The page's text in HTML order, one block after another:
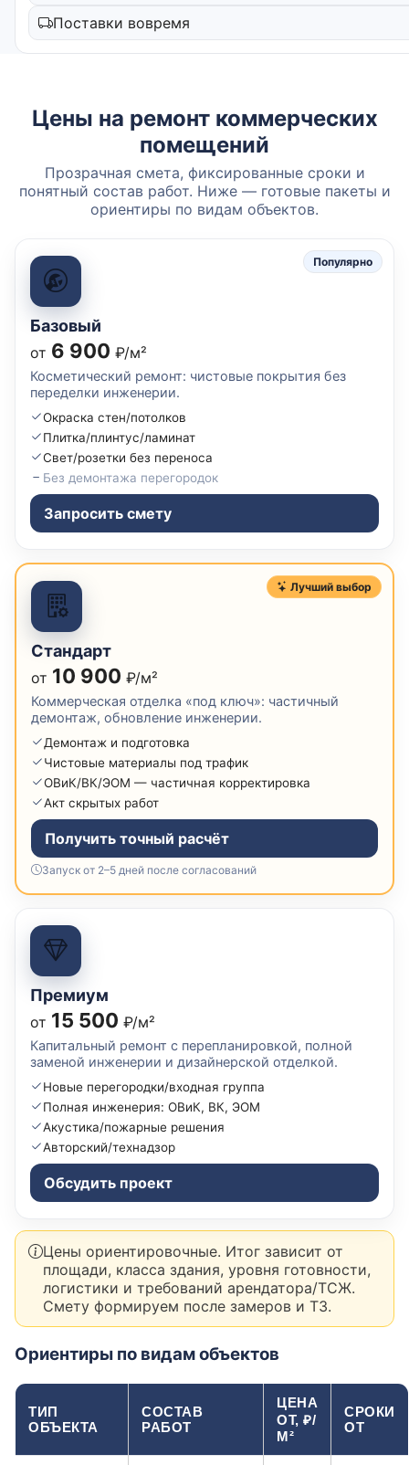
Поставки вовремя
Цены на ремонт коммерческих
помещений
Прозрачная смета, фиксированные сроки и
понятный состав работ. Ниже — готовые пакеты и
ориентиры по видам объектов.
Популярно
Базовый
от 6 900 ₽/м²
Косметический ремонт: чистовые покрытия без
переделки инженерии.
Окраска стен/потолков
Плитка/плинтус/ламинат
Свет/розетки без переноса
Без демонтажа перегородок
Запросить смету
Лучший выбор
Стандарт
от 10 900 ₽/м²
Коммерческая отделка «под ключ»: частичный
демонтаж, обновление инженерии.
Демонтаж и подготовка
Чистовые материалы под трафик
ОВиК/ВК/ЭОМ — частичная корректировка
Акт скрытых работ
Получить точный расчёт
Запуск от 2–5 дней после согласований
Премиум
от 15 500 ₽/м²
Капитальный ремонт с перепланировкой, полной
заменой инженерии и дизайнерской отделкой.
Новые перегородки/входная группа
Полная инженерия: ОВиК, ВК, ЭОМ
Акустика/пожарные решения
Авторский/технадзор
Обсудить проект
Цены ориентировочные. Итог зависит от
площади, класса здания, уровня готовности,
логистики и требований арендатора/ТСЖ.
Смету формируем после замеров и ТЗ.
Ориентиры по видам объектов
ТИП
ОБЪЕКТА
СОСТАВ
РАБОТ
ЦЕНА
ОТ, ₽/
М²
СРОКИ
ОТ